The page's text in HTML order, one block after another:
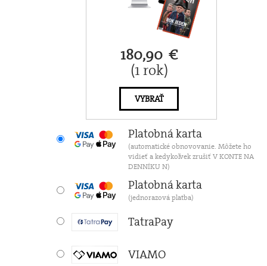
180,90 €
(1 rok)
VYBRAŤ
Platobná karta
(automatické obnovovanie. Môžete ho
vidieť a kedykoľvek zrušiť V KONTE NA
DENNÍKU N)
Platobná karta
(jednorazová platba)
TatraPay
VIAMO